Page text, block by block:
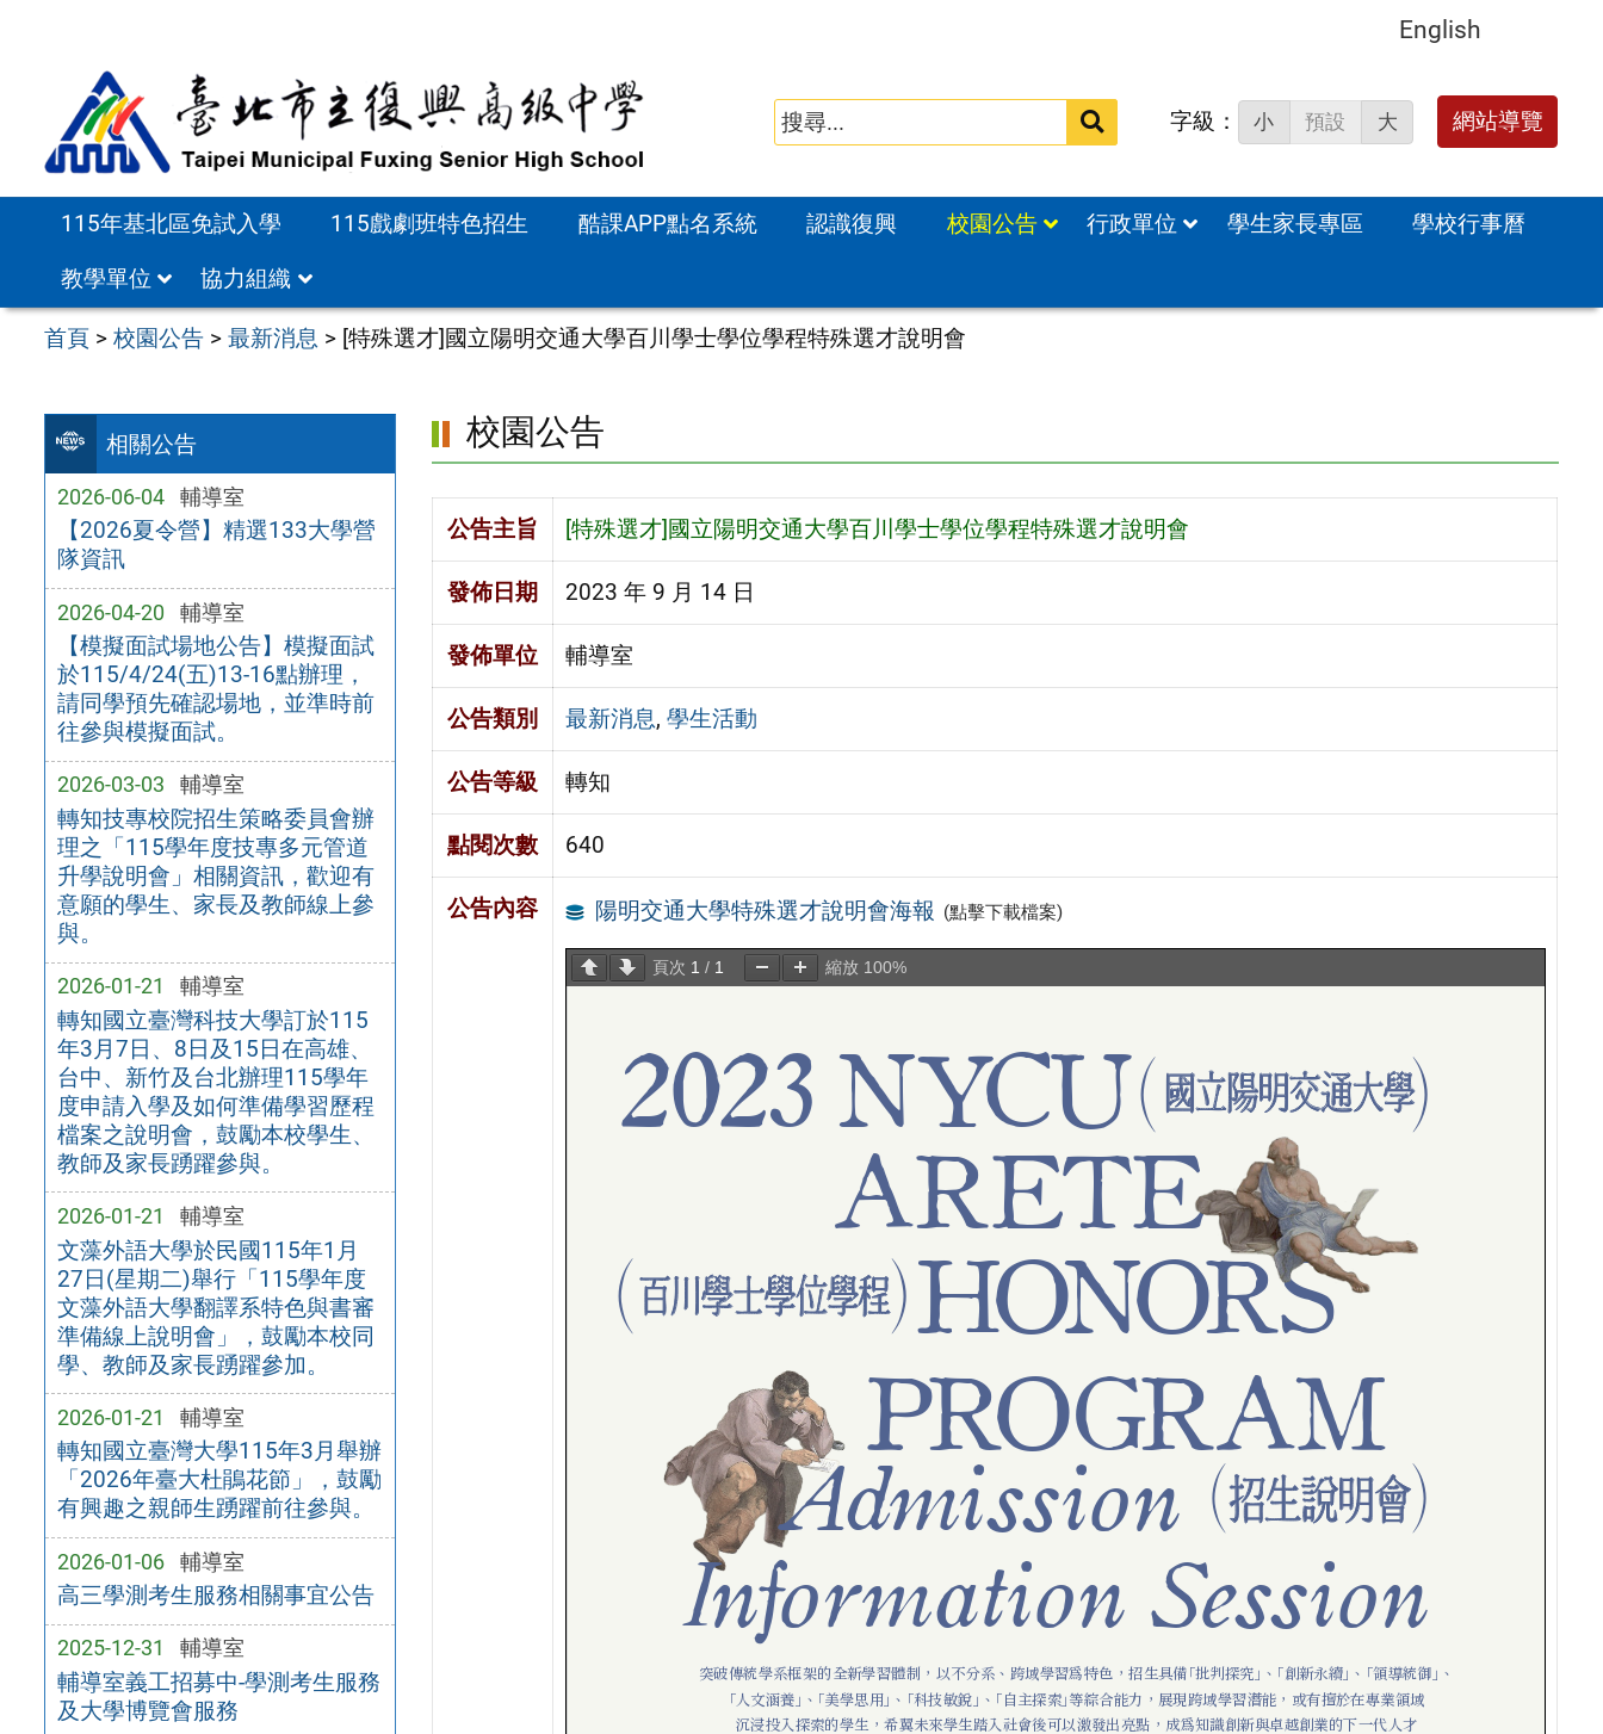
English
搜
字級： 小 預設 大 網站導覽
115年基北區免試入學 115戲劇班特色招生 酷課APP點名系統 認識復興 校園公告 行政單位 學生家長專區
學校行事曆
教學單位
協力組織
首頁 >校園公告 >最新消息 > [特殊選才]國立陽明交通大學百川學士學位學程特殊選才說明會
相關公告
2026-06-04 輔導室
【2026夏令營】精選133大學營
隊資訊
2026-04-20 輔導室
【模擬面試場地公告】模擬面試
於115/4/24(五)13-16點辦理，
請同學預先確認場地，並準時前
往參與模擬面試。
2026-03-03 輔導室
轉知技專校院招生策略委員會辦
理之「115學年度技專多元管道
升學說明會」相關資訊，歡迎有
意願的學生、家長及教師線上參
與。
2026-01-21 輔導室
轉知國立臺灣科技大學訂於115
年3月7日、8日及15日在高雄、
台中、新竹及台北辦理115學年
度申請入學及如何準備學習歷程
檔案之說明會，鼓勵本校學生、
教師及家長踴躍參與。
2026-01-21 輔導室
文藻外語大學於民國115年1月
27日(星期二)舉行「115學年度
文藻外語大學翻譯系特色與書審
準備線上說明會」，鼓勵本校同
學、教師及家長踴躍參加。
2026-01-21 輔導室
轉知國立臺灣大學115年3月舉辦
「2026年臺大杜鵑花節」，鼓勵
有興趣之親師生踴躍前往參與。
2026-01-06 輔導室
高三學測考生服務相關事宜公告
2025-12-31 輔導室
輔導室義工招募中-學測考生服務
及大學博覽會服務
校園公告
公告主旨 [特殊選才]國立陽明交通大學百川學士學位學程特殊選才說明會
發佈日期 2023 年 9 月 14 日
發佈單位 輔導室
公告類別 最新消息, 學生活動
公告等級 轉知
點閱次數 640
公告內容 陽明交通大學特殊選才說明會海報 (點擊下載檔案)
頁次 1 / 1 縮放 100%